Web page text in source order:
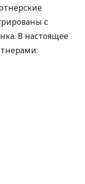
с
В настоящее